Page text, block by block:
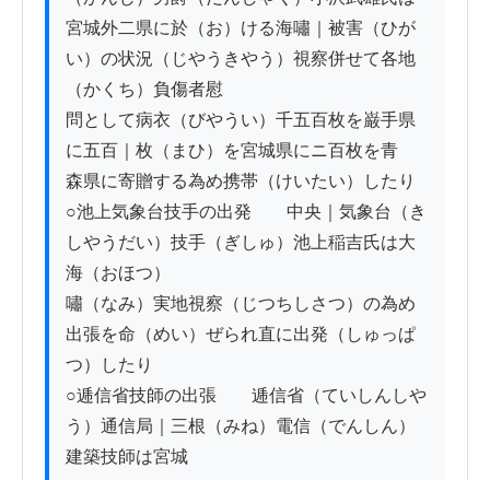
宮城外二県に於（お）ける海嘯｜被害（ひが
い）の状況（じやうきやう）視察併せて各地
（かくち）負傷者慰
問として病衣（びやうい）千五百枚を巌手県
に五百｜枚（まひ）を宮城県にニ百枚を青
森県に寄贈する為め携帯（けいたい）したり
○池上気象台技手の出発　　中央｜気象台（き
しやうだい）技手（ぎしゅ）池上稲吉氏は大
海（おほつ）
嘯（なみ）実地視察（じつちしさつ）の為め
出張を命（めい）ぜられ直に出発（しゅっぱ
つ）したり
○逓信省技師の出張　　逓信省（ていしんしや
う）通信局｜三根（みね）電信（でんしん）
建築技師は宮城